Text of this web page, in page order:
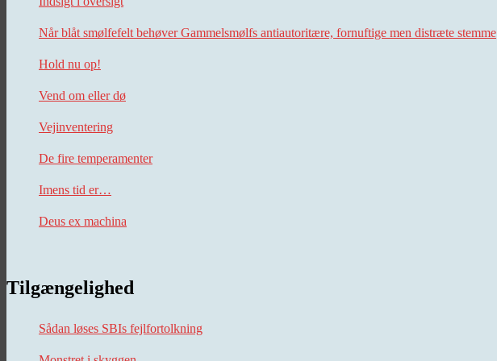
Når blåt smølfefelt behøver Gammelsmølfs antiautoritære, fornuftige men distræte stemme
Hold nu op!
Vend om eller dø
Vejinventering
De fire temperamenter
Imens tid er…
Deus ex machina
Tilgængelighed
Sådan løses SBIs fejlfortolkning